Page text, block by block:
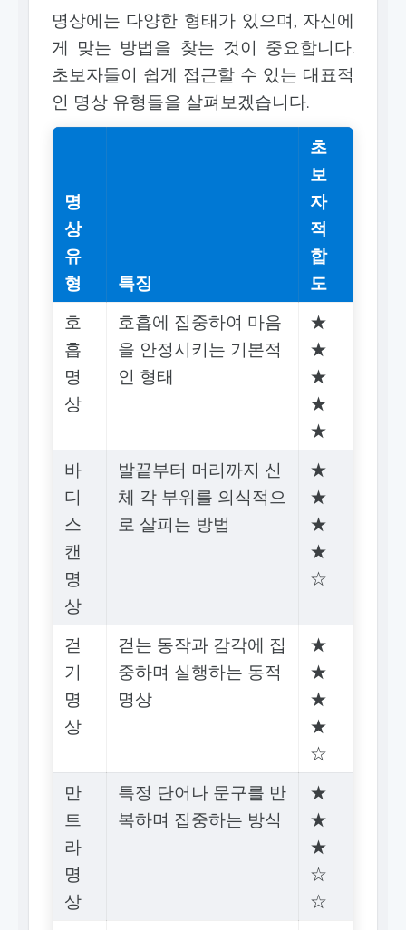
명상에는 다양한 형태가 있으며, 자신에
게 맞는 방법을 찾는 것이 중요합니다.
초보자들이 쉽게 접근할 수 있는 대표적
인 명상 유형들을 살펴보겠습니다.
명
상
유
형
특징
초
보
자
적
합
도
호
흡
명
상
호흡에 집중하여 마음
을 안정시키는 기본적
인 형태
★
★
★
★
★
바
디
스
캔
명
상
발끝부터 머리까지 신
체 각 부위를 의식적으
로 살피는 방법
★
★
★
★
☆
걷
기
명
상
걷는 동작과 감각에 집
중하며 실행하는 동적
명상
★
★
★
★
☆
만
트
라
명
상
특정 단어나 문구를 반
복하며 집중하는 방식
★
★
★
☆
☆